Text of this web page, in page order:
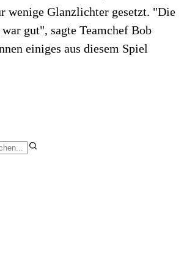
wenige Glanzlichter gesetzt. "Die
gut", sagte Teamchef Bob
einiges aus diesem Spiel